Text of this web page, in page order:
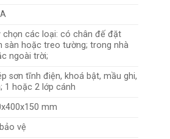
chọn các loại: có chân đế đặt
sàn hoặc treo tường; trong nhà
ngoài trời;
sơn tĩnh điện, khoá bật, mầu ghi,
1 hoặc 2 lớp cánh
mm
vệ